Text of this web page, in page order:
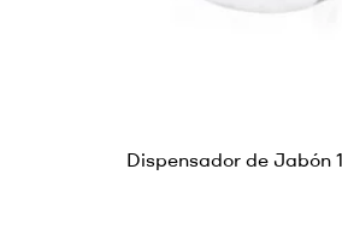
Dispensador de Jabón